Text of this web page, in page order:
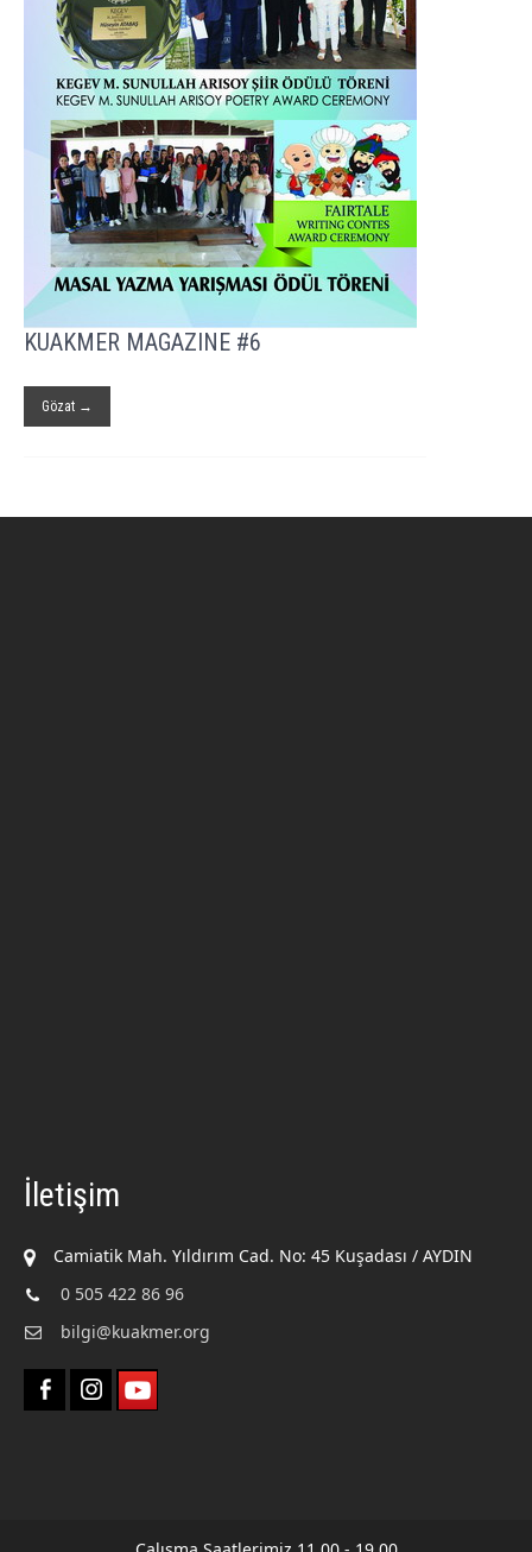
KUAKMER MAGAZINE #6
Gözat →
İletişim
Camiatik Mah. Yıldırım Cad. No: 45 Kuşadası / AYDIN
0 505 422 86 96
bilgi@kuakmer.org